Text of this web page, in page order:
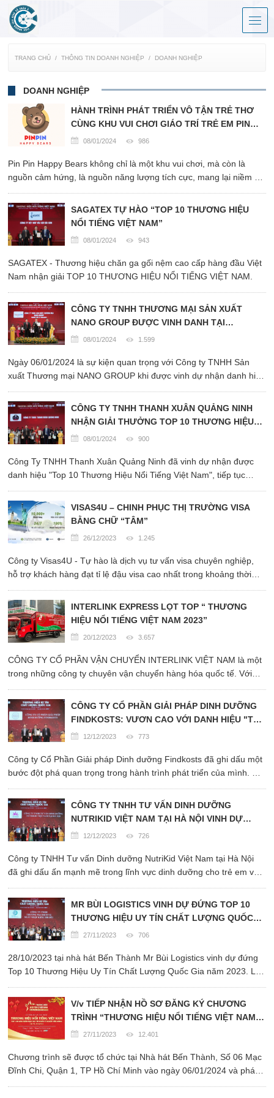
TRANG CHỦ THÔNG TIN DOANH NGHIỆP DOANH NGHIỆP
DOANH NGHIỆP
HÀNH TRÌNH PHÁT TRIỂN VÔ TẬN TRẺ THƠ
CÙNG KHU VUI CHƠI GIÁO TRÍ TRẺ EM PIN
PIN08/01/2024 986
Pin Pin Happy Bears không chỉ là một khu vui chơi, mà còn là
nguồn cảm hứng, là nguồn năng lượng tích cực, mang lại niềm vui
SAGATEX TỰ HÀO “TOP 10 THƯƠNG HIỆU
NỔI TIẾNG VIỆT NAM”
08/01/2024 943
SAGATEX - Thương hiệu chăn ga gối nệm cao cấp hàng đầu Việt
Nam nhận giải TOP 10 THƯƠNG HIỆU NỔI TIẾNG VIỆT NAM.
CÔNG TY TNHH THƯƠNG MẠI SẢN XUẤT
NANO GROUP ĐƯỢC VINH DANH TẠI
“THƯƠNG HIỆU NỔI TIẾNG VIỆT NAM - SẢN
DÙNG 2023”
08/01/2024 1.599
Ngày 06/01/2024 là sự kiện quan trọng với Công ty TNHH Sản
xuất Thương mại NANO GROUP khi được vinh dự nhận danh hiệu
CÔNG TY TNHH THANH XUÂN QUẢNG NINH
NHẬN GIẢI THƯỞNG TOP 10 THƯƠNG HIỆU
NỔI TIẾNG VIỆT NAM
08/01/2024 900
Công Ty TNHH Thanh Xuân Quảng Ninh đã vinh dự nhận được
danh hiệu "Top 10 Thương Hiệu Nổi Tiếng Việt Nam", tiếp tục
thêm giải thưởng danh giá.
VISAS4U – CHINH PHỤC THỊ TRƯỜNG VISA
BẰNG CHỮ “TÂM”
26/12/2023 1.245
Công ty Visas4U - Tự hào là dịch vụ tư vấn visa chuyên nghiệp,
hỗ trợ khách hàng đạt tỉ lệ đậu visa cao nhất trong khoảng thời
khách hàng xin visa thành công cho các ...
INTERLINK EXPRESS LỌT TOP “ THƯƠNG
HIỆU NỔI TIẾNG VIỆT NAM 2023”
20/12/2023 3.657
CÔNG TY CỔ PHẦN VẬN CHUYỂN INTERLINK VIỆT NAM là một
trong những công ty chuyên vận chuyển hàng hóa quốc tế. Với
thủ cạnh tranh, INTERLINK EXPRESS không ngừng đổi mới về
hình thức; nâng cao ...
CÔNG TY CỔ PHẦN GIẢI PHÁP DINH DƯỠNG
FINDKOSTS: VƯƠN CAO VỚI DANH HIỆU "TOP
10 THƯƠNG HIỆU NỔI TIẾNG CHẤT LƯỢNG
12/12/2023 773
Công ty Cổ Phần Giải pháp Dinh dưỡng Findkosts đã ghi dấu một
bước đột phá quan trọng trong hành trình phát triển của mình. Tại
2023," Công ty Findkosts đã được vinh danh và xếp vào danh ...
CÔNG TY TNHH TƯ VẤN DINH DƯỠNG
NUTRIKID VIỆT NAM TẠI HÀ NỘI VINH DỰ
NHẬN ĐƯỢC DANH HIỆU THƯƠNG HIỆU UY
12/12/2023 726
Công ty TNHH Tư vấn Dinh dưỡng NutriKid Việt Nam tại Hà Nội
đã ghi dấu ấn mạnh mẽ trong lĩnh vực dinh dưỡng cho trẻ em và
CHẤT LƯỢNG QUỐC GIA được Viện nghiên cứu kinh tế ...
MR BÙI LOGISTICS VINH DỰ ĐỨNG TOP 10
THƯƠNG HIỆU UY TÍN CHẤT LƯỢNG QUỐC
GIA NĂM 2023
27/11/2023 706
28/10/2023 tại nhà hát Bến Thành Mr Bùi Logistics vinh dự đứng
Top 10 Thương Hiệu Uy Tín Chất Lượng Quốc Gia năm 2023. Lễ
giải thưởng lớn được tổ chức lần thứ 9 nhằm vinh danh những ...
V/v TIẾP NHẬN HỒ SƠ ĐĂNG KÝ CHƯƠNG
TRÌNH “THƯƠNG HIỆU NỔI TIẾNG VIỆT NAM -
TOP 100 SẢN PHẨM, DỊCH VỤ TỐT NHẤT VÌ
27/11/2023 12.401
Chương trình sẽ được tổ chức tại Nhà hát Bến Thành, Số 06 Mạc
Đĩnh Chi, Quận 1, TP Hồ Chí Minh vào ngày 06/01/2024 và phát